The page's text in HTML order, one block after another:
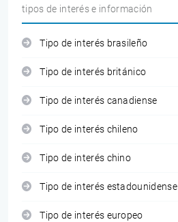
tipos de interés e información
Tipo de interés brasileño
Tipo de interés británico
Tipo de interés canadiense
Tipo de interés chileno
Tipo de interés chino
Tipo de interés estadounidense
Tipo de interés europeo